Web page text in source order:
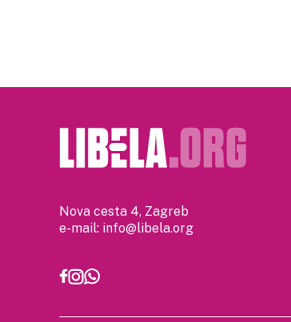
Nova cesta 4, Zagreb
e-mail: info@libela.org